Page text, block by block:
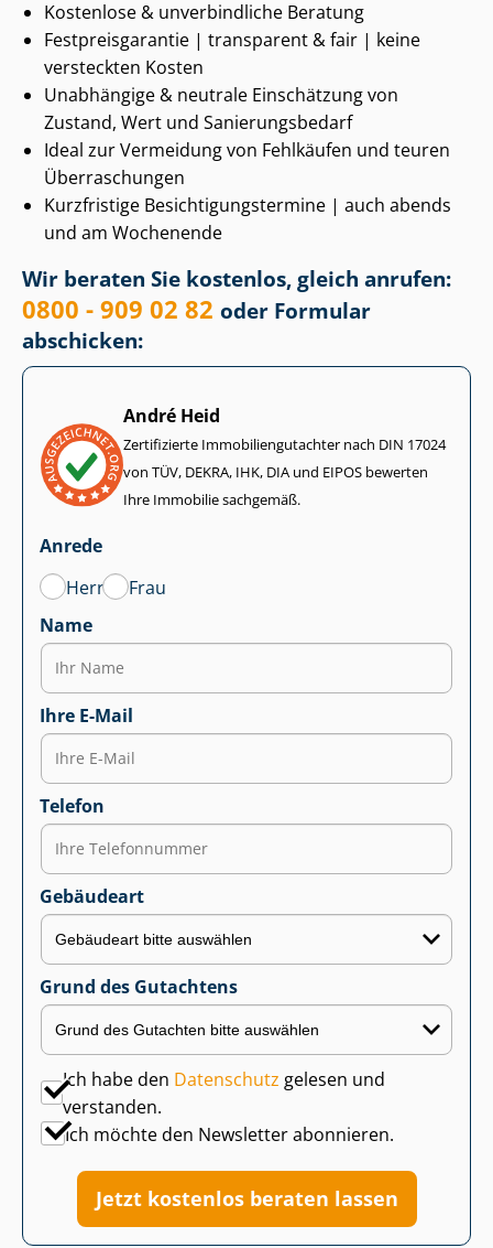
Kostenlose & unverbindliche Beratung
Fest­preis­ga­ran­tie | transparent & fair | keine
versteckten Kosten
Unabhängige & neutrale Einschätzung von
Zustand, Wert und Sa­nie­rungs­be­darf
Ideal zur Vermeidung von Fehlkäufen und teuren
Überraschungen
Kurzfristige Be­sich­ti­gungs­ter­mi­ne | auch abends
und am Wochenende
Wir beraten Sie kostenlos, gleich anrufen:
0800 - 909 02 82 oder Formular
abschicken:
André Heid
Zertifizierte Im­mo­bi­li­en­gut­ach­ter nach DIN 17024
von TÜV, DEKRA, IHK, DIA und EIPOS bewerten
Ihre Immobilie sachgemäß.
Anrede
Herr
Frau
Name
Ihre E-Mail
Telefon
Gebäudeart
Grund des Gutachtens
Ich habe den Datenschutz gelesen und
verstanden.
Ich möchte den Newsletter abonnieren.
Jetzt kostenlos beraten lassen